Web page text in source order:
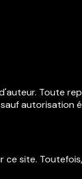
Toute
autorisation
site.